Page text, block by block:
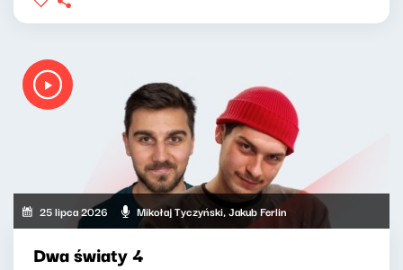
25 lipca 2026 Mikołaj Tyczyński, Jakub Ferlin
Dwa światy 4